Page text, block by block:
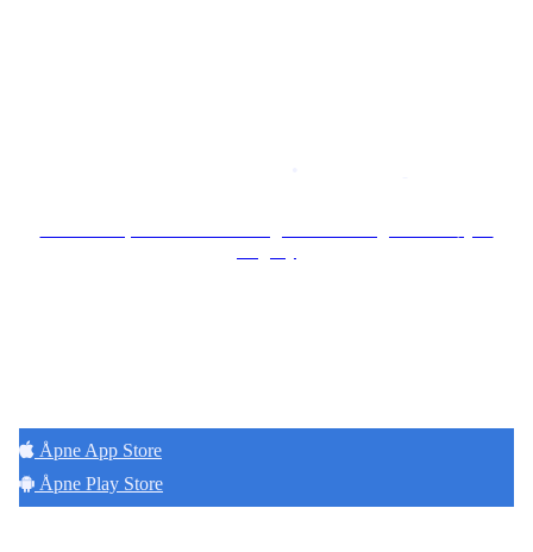
Åpne App Store
Åpne Play Store